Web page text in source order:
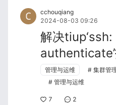
cchouqiang
2024-08-03 09:26
解决
管理与运维 集群管
管理与运维
7 2